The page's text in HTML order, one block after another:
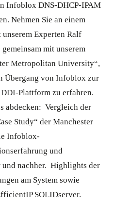
Infoblox DNS-DHCP-IPAM
Nehmen Sie an einem
Experten Ralf
mit unserem
Metropolitan University“,
Übergang von Infoblox zur
Plattform zu erfahren.
abdecken: Vergleich der
Study“ der Manchester
Infoblox-
und
nachher. Highlights der
am System sowie
SOLIDserver.